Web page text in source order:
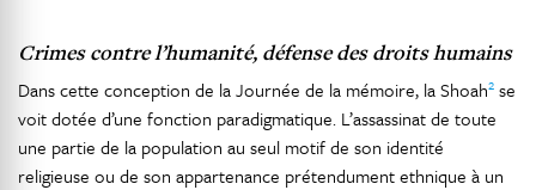
Crimes contre l’humanité, défense des droits humains
Dans cette conception de la Journée de la mémoire, la Shoah2 se
voit dotée d’une fonction paradigmatique. L’assassinat de toute
une partie de la population au seul motif de son identité
religieuse ou de son appartenance prétendument ethnique à un